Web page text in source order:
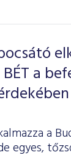
a
a
egyes,